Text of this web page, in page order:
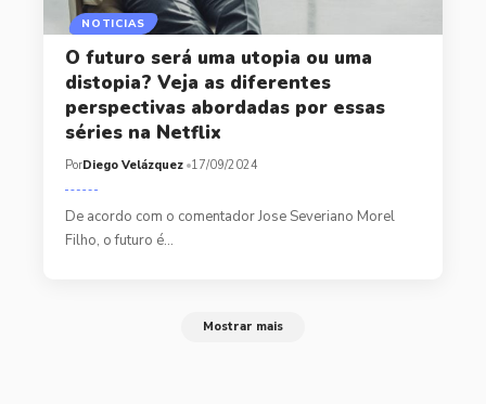
NOTICIAS
O futuro será uma utopia ou uma
distopia? Veja as diferentes
perspectivas abordadas por essas
séries na Netflix
PorDiego Velázquez 17/09/2024
De acordo com o comentador Jose Severiano Morel
Filho, o futuro é…
Mostrar mais